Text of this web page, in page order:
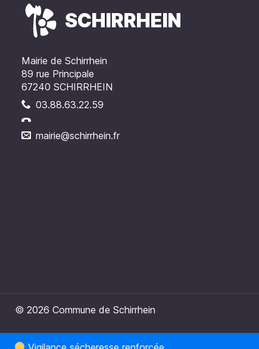
SCHIRRHEIN
Mairie de Schirrhein
89 rue Principale
67240 SCHIRRHEIN
03.88.63.22.59
mairie@schirrhein.fr
© 2026 Commune de Schirrhein